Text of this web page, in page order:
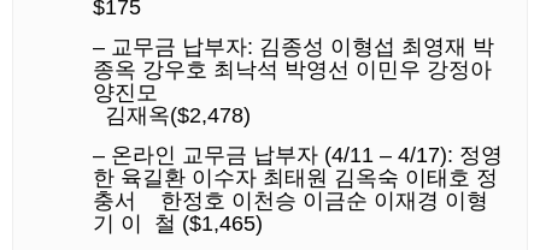
$175
– 교무금 납부자: 김종성 이형섭 최영재 박
종옥 강우호 최낙석 박영선 이민우 강정아
양진모
김재옥($2,478)
– 온라인 교무금 납부자 (4/11 – 4/17): 정영
한 육길환 이수자 최태원 김옥숙 이태호 정
충서
한정호 이천승 이금순 이재경 이형
기
이 철 ($1,465)